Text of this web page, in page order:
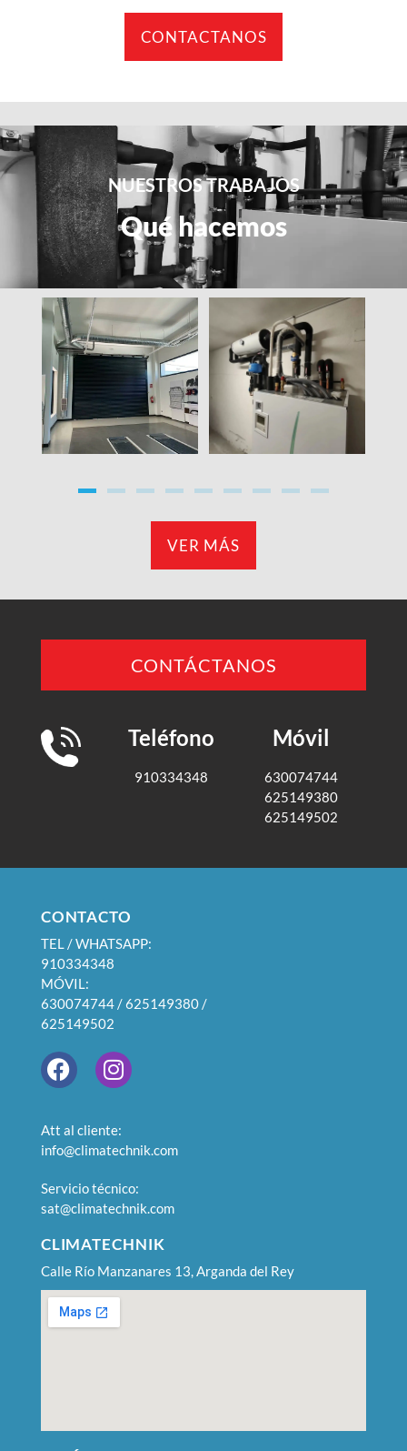
CONTACTANOS
NUESTROS TRABAJOS
Qué hacemos
VER MÁS
CONTÁCTANOS
Teléfono
910334348
Móvil
630074744
625149380
625149502
CONTACTO
TEL / WHATSAPP:
910334348
MÓVIL:
630074744 / 625149380 /
625149502
Att al cliente:
info@climatechnik.com
Servicio técnico:
sat@climatechnik.com
CLIMATECHNIK
Calle Río Manzanares 13, Arganda del Rey